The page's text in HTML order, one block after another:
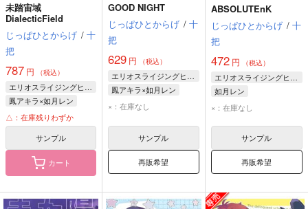
未踏宙域
DialecticField
じっぱひとからげ / 十
把
787 円 （税込）
エリオスライジングヒーローズ
鳳アキラ×如月レン
鳳アキラ
如月レン
△：在庫残りわずか
サンプル
カート
GOOD NIGHT
じっぱひとからげ / 十
把
629 円 （税込）
エリオスライジングヒーローズ
鳳アキラ×如月レン
鳳アキラ
×：在庫なし
サンプル
再販希望
ABSOLUTEnK
じっぱひとからげ / 十
把
472円 （税込）
エリオスライジングヒーローズ
如月レン
×：在庫なし
サンプル
再販希望